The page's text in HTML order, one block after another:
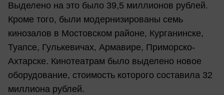
Выделено на это было 39,5 миллионов рублей.
Кроме того, были модернизированы семь
кинозалов в Мостовском районе, Курганинске,
Туапсе, Гулькевичах, Армавире, Приморско-
Ахтарске. Кинотеатрам было выделено новое
оборудование, стоимость которого составила 32
миллиона рублей.